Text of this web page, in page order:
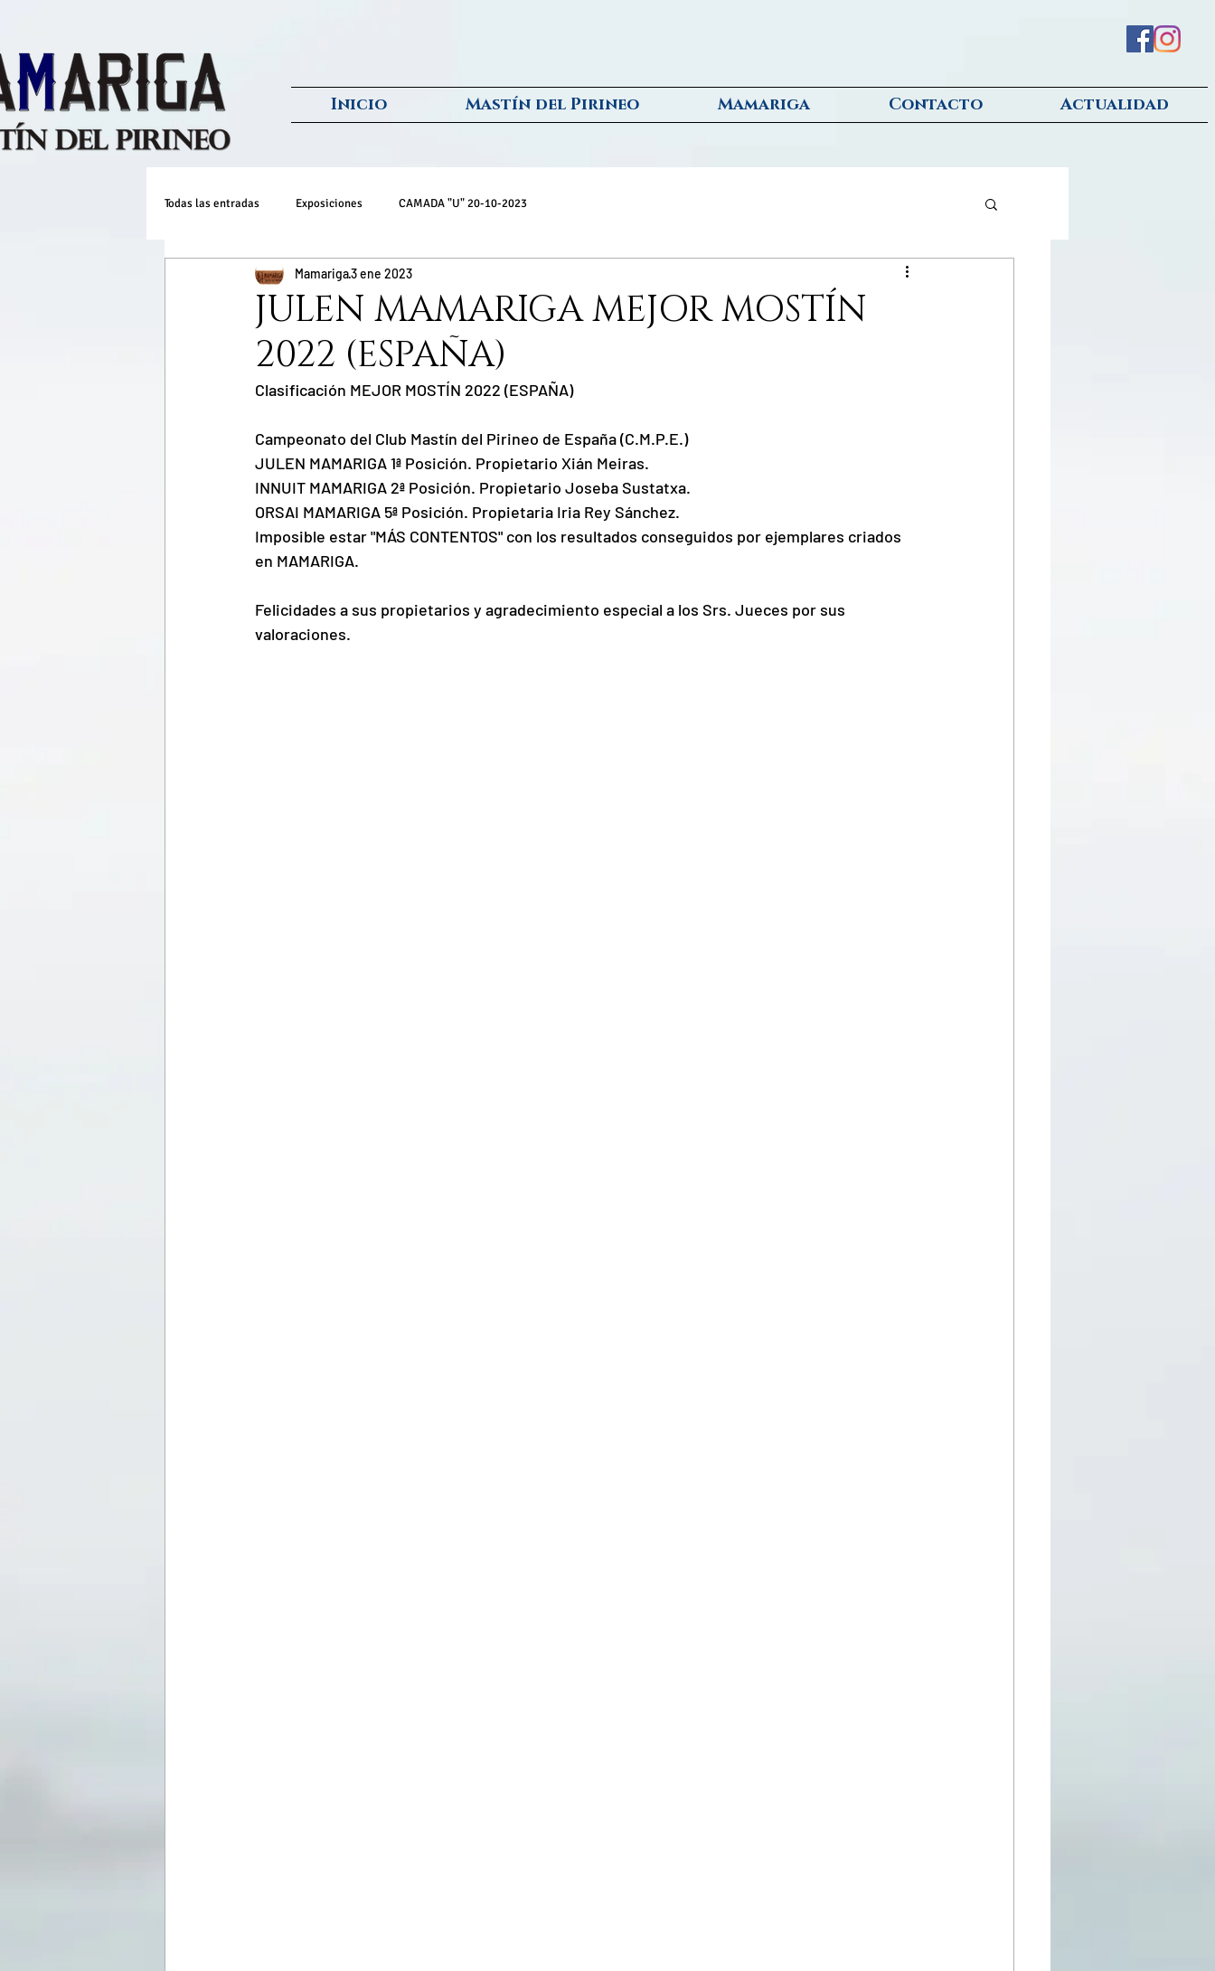
Inicio Mastín del Pirineo Mamariga Contacto Actualidad
Todas las entradas Exposiciones CAMADA "U" 20-10-2023
JULEN MAMARIGA MEJOR MOSTÍN
2022 (ESPAÑA)
Mamariga3 ene 2023
Clasificación MEJOR MOSTÍN 2022 (ESPAÑA)
Campeonato del Club Mastín del Pirineo de España (C.M.P.E.)
JULEN MAMARIGA 1ª Posición. Propietario Xián Meiras.
INNUIT MAMARIGA 2ª Posición. Propietario Joseba Sustatxa.
ORSAI MAMARIGA 5ª Posición. Propietaria Iria Rey Sánchez.
Imposible estar "MÁS CONTENTOS" con los resultados conseguidos por ejemplares criados
en MAMARIGA.
Felicidades a sus propietarios y agradecimiento especial a los Srs. Jueces por sus
valoraciones.